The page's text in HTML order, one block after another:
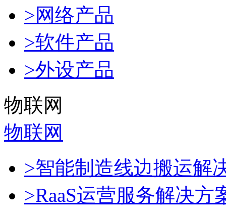
>网络产品
>软件产品
>外设产品
物联网
物联网
>智能制造线边搬运解
>RaaS运营服务解决方